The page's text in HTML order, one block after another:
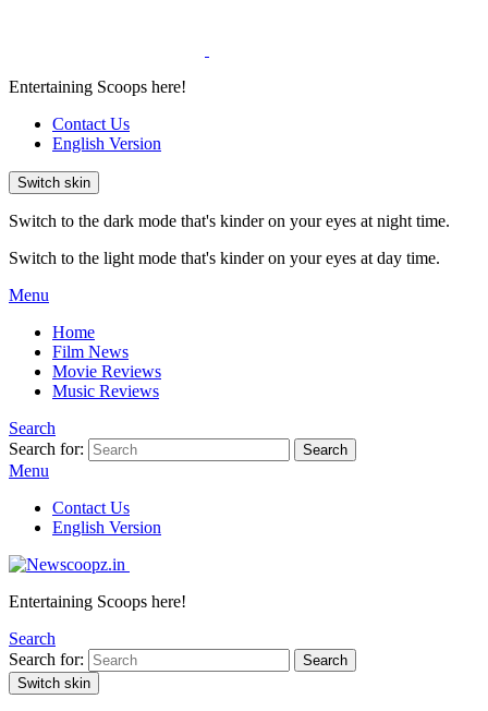
Entertaining Scoops here!
Contact Us
English Version
Switch skin
Switch to the dark mode that's kinder on your eyes at night time.
Switch to the light mode that's kinder on your eyes at day time.
Menu
Home
Film News
Movie Reviews
Music Reviews
Search
Search for:
Search
Menu
Contact Us
English Version
Entertaining Scoops here!
Search
Search for:
Search
Switch skin